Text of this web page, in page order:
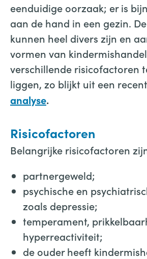
eenduidige oorzaak; er is
aan de hand in een gezin.
kunnen heel divers zijn en
vormen van
verschillende risicofactoren
liggen, zo blijkt uit een
analyse.
Risicofactoren
Belangrijke risicofactoren
partnergeweld;
psychische en
zoals depressie;
temperament,
hyperreactiviteit;
de ouder heeft